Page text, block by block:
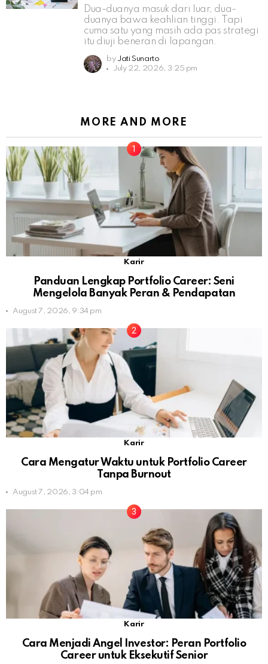
Dua-duanya masuk dari luar, dua-
duanya bawa keahlian tinggi. Tapi
cuma satu yang masih ada pas strategi
itu diuji beneran di lapangan.
by Jati Sunarto
July 22, 2026, 3:25 pm
MORE AND MORE
Karir
Panduan Lengkap Portfolio Career: Seni
Mengelola Banyak Peran & Pendapatan
August 7, 2026, 9:34 pm
Karir
Cara Mengatur Waktu untuk Portfolio Career
Tanpa Burnout
August 7, 2026, 3:04 pm
Karir
Cara Menjadi Angel Investor: Peran Portfolio
Career untuk Eksekutif Senior